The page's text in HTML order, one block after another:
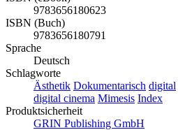
9783656180623
ISBN (Buch)
9783656180791
Sprache
Deutsch
Schlagworte
Ästhetik Dokumentarisch digital
digital cinema Mimesis Index
Produktsicherheit
GRIN Publishing GmbH